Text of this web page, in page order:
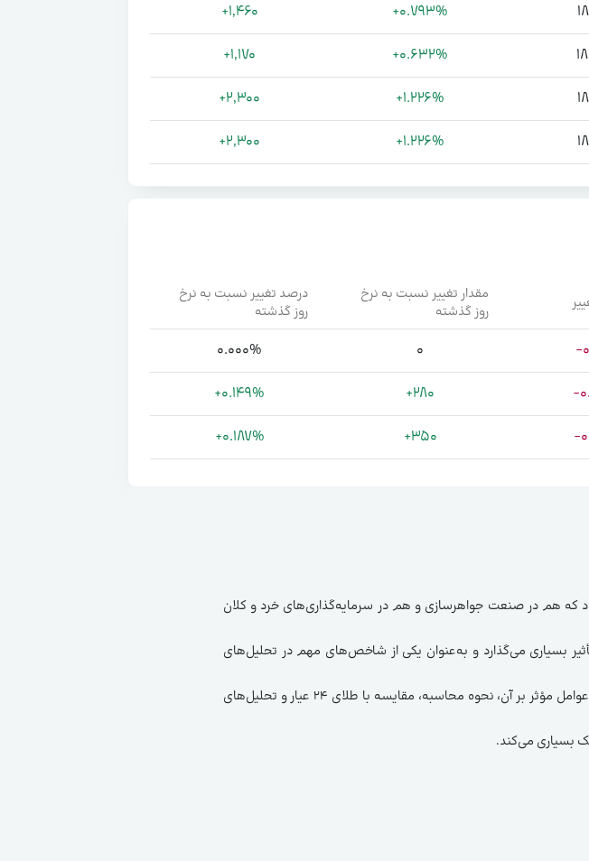
+0.793%
+1,460
+0.632%
+1,170
+1.226%
+2,300
+1.226%
+2,300
روز گذشته
روز گذشته
-
0
0.000%
-
+280
+0.149%
-
+350
+0.187%
می‌شود که هم در صنعت جواهرسازی و هم در سرمایه‌گذاری‌های خرد و کلان
بسیاری می‌گذارد و به‌عنوان یکی از شاخص‌های مهم در تحلیل‌های
اقتصادی محسوب می‌شود. بدون شک بررسی جامع قیمت طلای ۱۸ عیار امروز، عوامل مؤثر بر آن، نحوه محاسبه، مقایسه با طلای ۲۴ عیار و تحلیل‌های
بسیاری می‌کند.